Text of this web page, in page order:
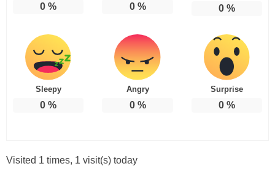
0 % 0% 0%
Sleepy
0 %
Angry
0%
Surprise
0%
Visited 1 times, 1 visit(s) today